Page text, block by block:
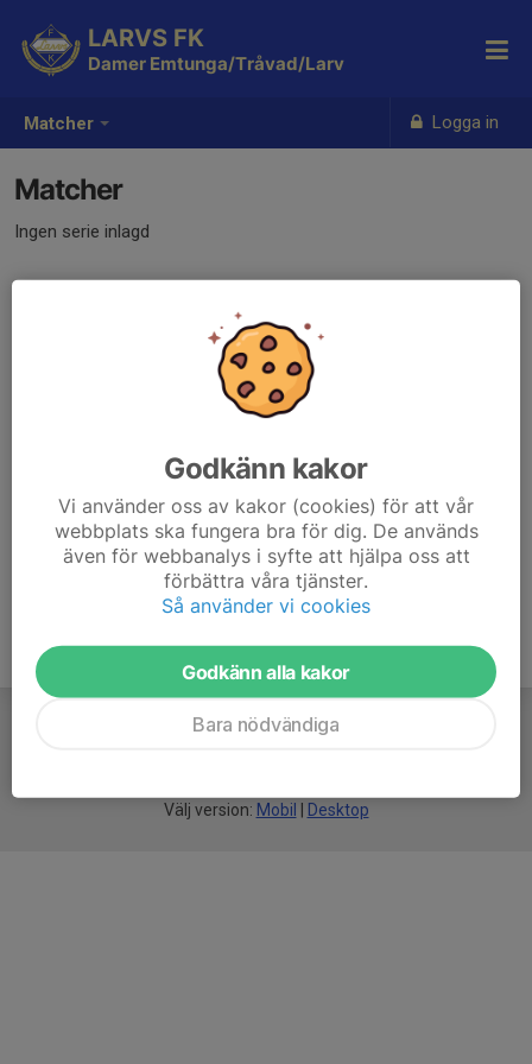
Matcher Logga in
LARVS FK
Damer Emtunga/Tråvad/Larv
Matcher
Ingen serie inlagd
Välj version: Mobil Desktop
Godkänn kakor
Vi använder oss av kakor (cookies) för att vår
webbplats ska fungera bra för dig. De används
även för webbanalys i syfte att hjälpa oss att
förbättra våra tjänster.
Så använder vi cookies
Godkänn alla kakor
Bara nödvändiga